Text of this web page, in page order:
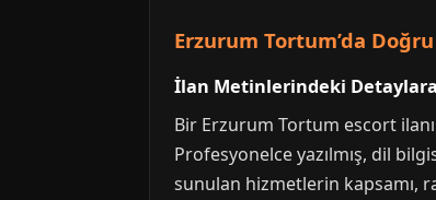
Erzurum Tortum’da
İlan Metinlerindeki
Bir Erzurum Tortum escort
Profesyonelce yazılmış, dil
sunulan hizmetlerin kapsamı,